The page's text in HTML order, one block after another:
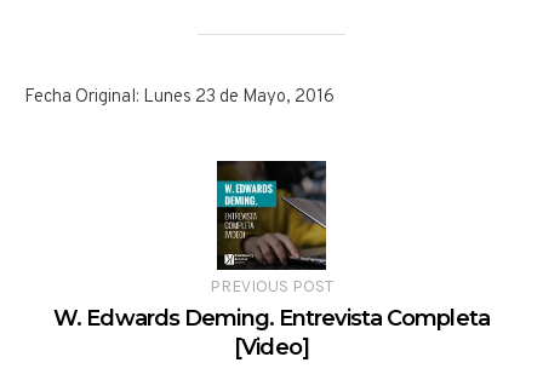
Fecha Original: Lunes 23 de Mayo, 2016
PREVIOUS POST
W. Edwards Deming. Entrevista Completa
[Video]